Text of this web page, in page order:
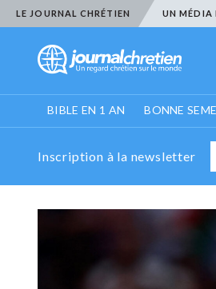
LE JOURNAL CHRÉTIEN UN MÉDIA
BIBLE EN 1 AN BONNE
Inscription à la newsletter